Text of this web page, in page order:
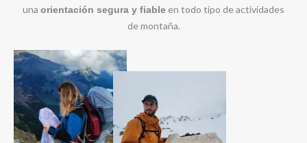
una orientación segura y fiable en todo tipo de actividades
de montaña.